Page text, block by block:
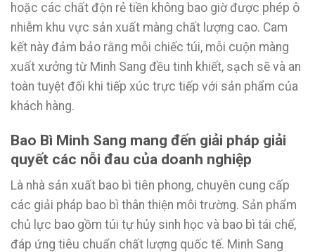
hoặc các chất độn rẻ tiền không bao giờ được phép ô
nhiễm khu vực sản xuất màng chất lượng cao. Cam
kết này đảm bảo rằng mỗi chiếc túi, mỗi cuộn màng
xuất xưởng từ Minh Sang đều tinh khiết, sạch sẽ và an
toàn tuyệt đối khi tiếp xúc trực tiếp với sản phẩm của
khách hàng.
Bao Bì Minh Sang mang đến giải pháp giải
quyết các nỗi đau của doanh nghiệp
Là nhà sản xuất bao bì tiên phong, chuyên cung cấp
các giải pháp bao bì thân thiện môi trường. Sản phẩm
chủ lực bao gồm túi tự hủy sinh học và bao bì tái chế,
đáp ứng tiêu chuẩn chất lượng quốc tế. Minh Sang